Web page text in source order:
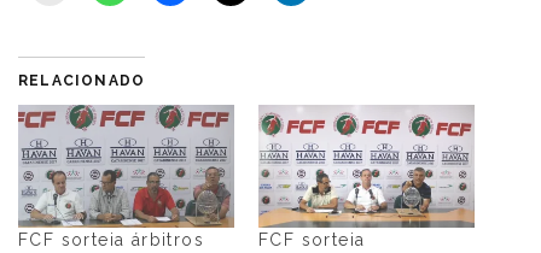
RELACIONADO
FCF sorteia árbitros
FCF sorteia